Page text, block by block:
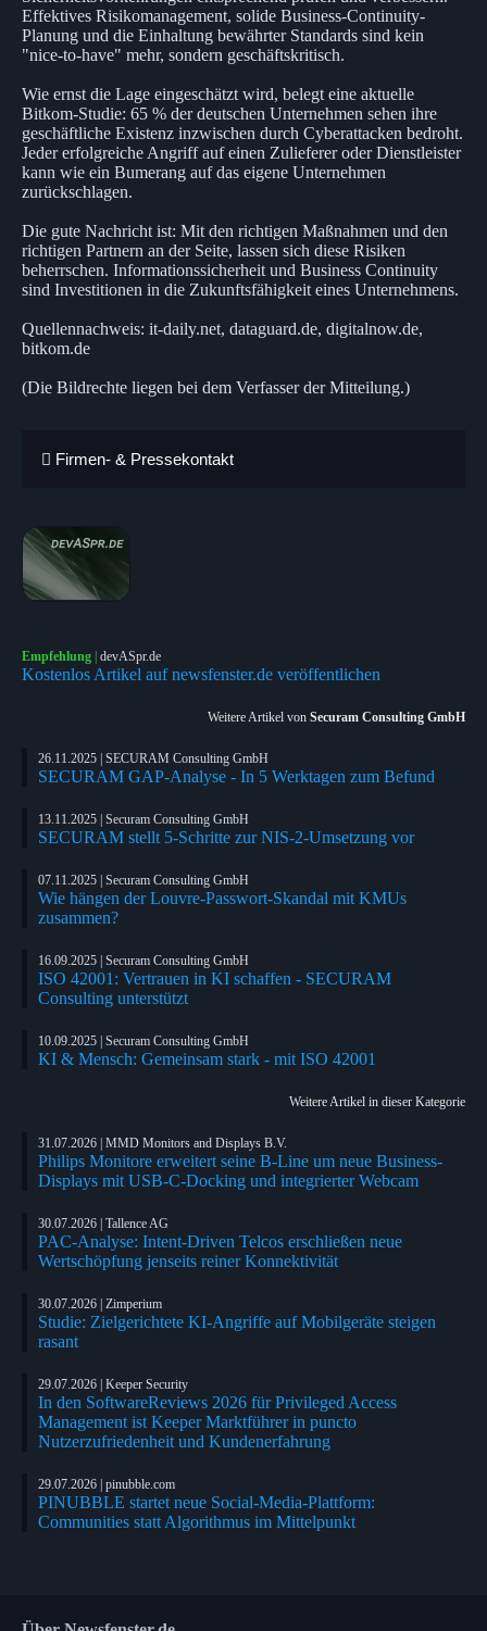
Effektives Risikomanagement, solide Business-Continuity-
Planung und die Einhaltung bewährter Standards sind kein
"nice-to-have" mehr, sondern geschäftskritisch.
Wie ernst die Lage eingeschätzt wird, belegt eine aktuelle
Bitkom-Studie: 65 % der deutschen Unternehmen sehen ihre
geschäftliche Existenz inzwischen durch Cyberattacken bedroht.
Jeder erfolgreiche Angriff auf einen Zulieferer oder Dienstleister
kann wie ein Bumerang auf das eigene Unternehmen
zurückschlagen.
Die gute Nachricht ist: Mit den richtigen Maßnahmen und den
richtigen Partnern an der Seite, lassen sich diese Risiken
beherrschen. Informationssicherheit und Business Continuity
sind Investitionen in die Zukunftsfähigkeit eines Unternehmens.
Quellennachweis: it-daily.net, dataguard.de, digitalnow.de,
bitkom.de
(Die Bildrechte liegen bei dem Verfasser der Mitteilung.)
Firmen- & Pressekontakt
Empfehlung | devASpr.de
Kostenlos Artikel auf newsfenster.de veröffentlichen
Weitere Artikel von Securam Consulting GmbH
26.11.2025 | SECURAM Consulting GmbH
SECURAM GAP-Analyse - In 5 Werktagen zum Befund
13.11.2025 | Securam Consulting GmbH
SECURAM stellt 5-Schritte zur NIS-2-Umsetzung vor
07.11.2025 | Securam Consulting GmbH
Wie hängen der Louvre-Passwort-Skandal mit KMUs
zusammen?
16.09.2025 | Securam Consulting GmbH
ISO 42001: Vertrauen in KI schaffen - SECURAM
Consulting unterstützt
10.09.2025 | Securam Consulting GmbH
KI & Mensch: Gemeinsam stark - mit ISO 42001
Weitere Artikel in dieser Kategorie
31.07.2026 | MMD Monitors and Displays B.V.
Philips Monitore erweitert seine B-Line um neue Business-
Displays mit USB-C-Docking und integrierter Webcam
30.07.2026 | Tallence AG
PAC-Analyse: Intent-Driven Telcos erschließen neue
Wertschöpfung jenseits reiner Konnektivität
30.07.2026 | Zimperium
Studie: Zielgerichtete KI-Angriffe auf Mobilgeräte steigen
rasant
29.07.2026 | Keeper Security
In den SoftwareReviews 2026 für Privileged Access
Management ist Keeper Marktführer in puncto
Nutzerzufriedenheit und Kundenerfahrung
29.07.2026 | pinubble.com
PINUBBLE startet neue Social-Media-Plattform:
Communities statt Algorithmus im Mittelpunkt